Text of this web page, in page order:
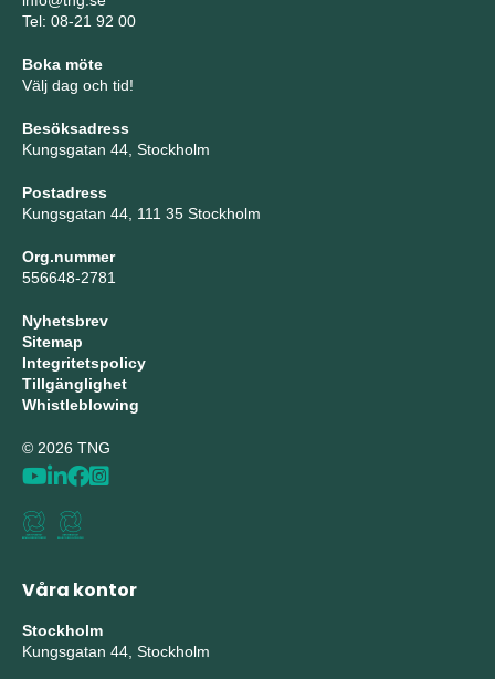
Tel: 08-21 92 00
Boka möte
Välj dag och tid!
Besöksadress
Kungsgatan 44, Stockholm
Postadress
Kungsgatan 44, 111 35 Stockholm
Org.nummer
556648-2781
Nyhetsbrev
Sitemap
Integritetspolicy
Tillgänglighet
Whistleblowing
© 2026 TNG
Våra kontor
Stockholm
Kungsgatan 44, Stockholm